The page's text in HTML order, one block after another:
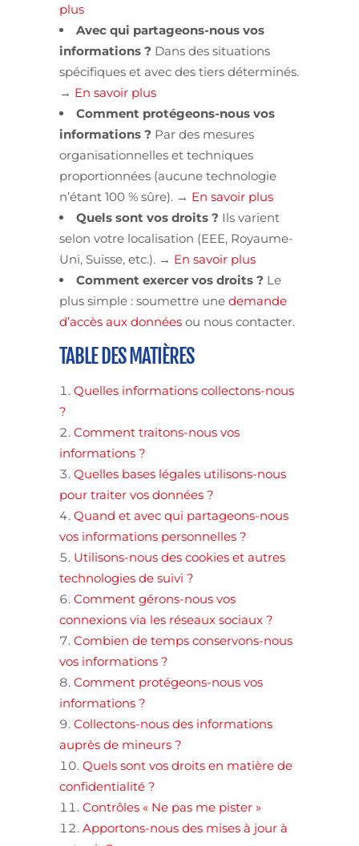
plus
Avec qui partageons-nous vos
informations ? Dans des situations
spécifiques et avec des tiers déterminés.
→ En savoir plus
Comment protégeons-nous vos
informations ? Par des mesures
organisationnelles et techniques
proportionnées (aucune technologie
n’étant 100 % sûre). → En savoir plus
Quels sont vos droits ? Ils varient
selon votre localisation (EEE, Royaume-
Uni, Suisse, etc.). → En savoir plus
Comment exercer vos droits ? Le
plus simple : soumettre une demande
d’accès aux données ou nous contacter.
TABLE DES MATIÈRES
Quelles informations collectons-nous
?
Comment traitons-nous vos
informations ?
Quelles bases légales utilisons-nous
pour traiter vos données ?
Quand et avec qui partageons-nous
vos informations personnelles ?
Utilisons-nous des cookies et autres
technologies de suivi ?
Comment gérons-nous vos
connexions via les réseaux sociaux ?
Combien de temps conservons-nous
vos informations ?
Comment protégeons-nous vos
informations ?
Collectons-nous des informations
auprès de mineurs ?
Quels sont vos droits en matière de
confidentialité ?
Contrôles « Ne pas me pister »
Apportons-nous des mises à jour à